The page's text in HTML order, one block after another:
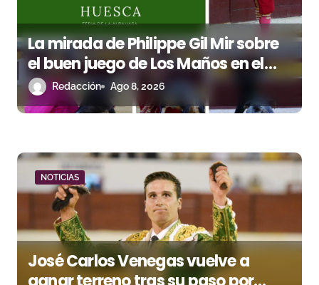
n
t
r
d
a
La mirada de Philippe Gil Mir sobre
el buen juego de Los Maños en el
arranque de Huesca
Redacción Ago 8, 2026
NOTICIAS
José Carlos Venegas vuelve a